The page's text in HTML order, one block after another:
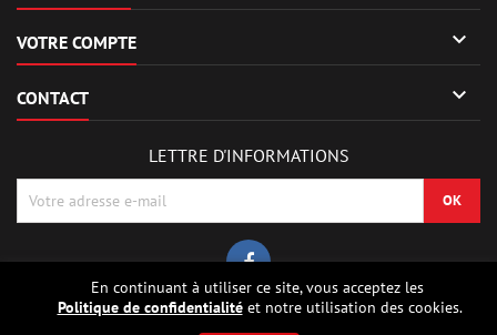
VOTRE COMPTE 
CONTACT 
En continuant à utiliser ce site, vous acceptez les
Politique de confidentialitéet notre utilisation des cookies.
LETTRE D'INFORMATIONS
© Copyright 2026 Sierrafox Hobbies - Model rocket shop, high power